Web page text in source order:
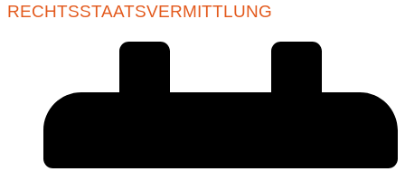
RECHTSSTAATSVERMITTLUNG